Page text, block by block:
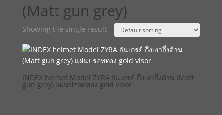
(Matt gun grey)
Showing the single result
INDEX helmet Model ZYRA กันเกรย์ กึ่งเงากึ่งด้าน (Matt
gun grey) แผ่นปรอททอง gold visor